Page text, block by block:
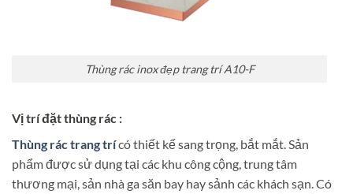
Thùng rác inox đẹp trang trí A10-F
Vị trí đặt thùng rác :
Thùng rác trang trícó thiết kế sang trọng, bắt mắt. Sản
phẩm được sử dụng tại các khu công cộng, trung tâm
thương mại, sản nhà ga săn bay hay sảnh các khách sạn. Có